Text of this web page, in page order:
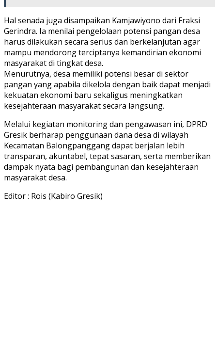
Hal senada juga disampaikan Kamjawiyono dari Fraksi
Gerindra. Ia menilai pengelolaan potensi pangan desa
harus dilakukan secara serius dan berkelanjutan agar
mampu mendorong terciptanya kemandirian ekonomi
masyarakat di tingkat desa.
Menurutnya, desa memiliki potensi besar di sektor
pangan yang apabila dikelola dengan baik dapat menjadi
kekuatan ekonomi baru sekaligus meningkatkan
kesejahteraan masyarakat secara langsung.
Melalui kegiatan monitoring dan pengawasan ini, DPRD
Gresik berharap penggunaan dana desa di wilayah
Kecamatan Balongpanggang dapat berjalan lebih
transparan, akuntabel, tepat sasaran, serta memberikan
dampak nyata bagi pembangunan dan kesejahteraan
masyarakat desa.
Editor : Rois (Kabiro Gresik)